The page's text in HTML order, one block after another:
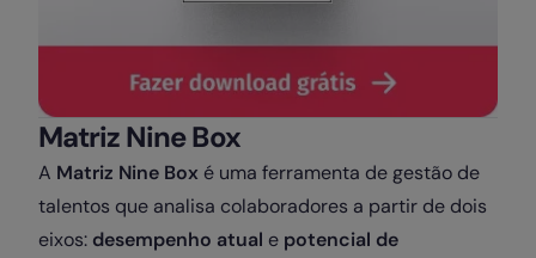
Matriz Nine Box
A Matriz Nine Box é uma ferramenta de gestão de
talentos que analisa colaboradores a partir de dois
eixos: desempenho atual e potencial de